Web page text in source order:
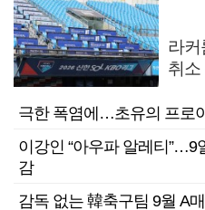
라
취소
극한 폭염에…초유의 프로
이강인 “아우파 알레티”…9
감
감독 없는 韓축구팀 9월 A